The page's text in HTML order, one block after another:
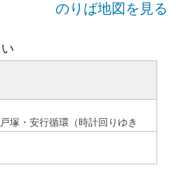
のりば地図を見る
・安行循環（時計回りゆき